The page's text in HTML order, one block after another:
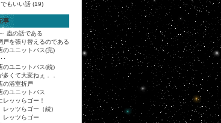
でもいい話 (19)
蟲の話である
を張り替えるのである
ユニットバス(完)
･
ユニットバス(続)
くて大変ねぇ．．
の浴室折戸
ユニットバス
ッッらゴー！
ッツらゴー（続)
ッツらゴー